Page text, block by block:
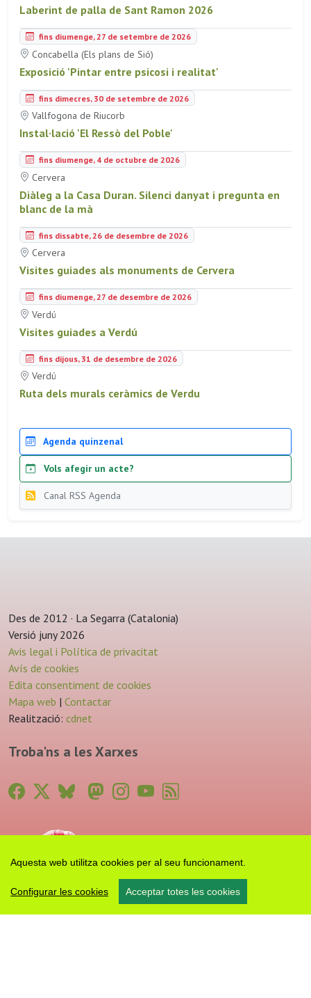
Aquesta web utilitza cookies per al seu funcionament.
Configurar les cookies Acceptar totes les cookies
Laberint de palla de Sant Ramon 2026
fins diumenge, 27 de setembre de 2026
Concabella (Els plans de Sió)
Exposició 'Pintar entre psicosi i realitat'
fins dimecres, 30 de setembre de 2026
Vallfogona de Riucorb
Instal·lació 'El Ressò del Poble'
fins diumenge, 4 de octubre de 2026
Cervera
Diàleg a la Casa Duran. Silenci danyat i pregunta en
blanc de la mà
fins dissabte, 26 de desembre de 2026
Cervera
Visites guiades als monuments de Cervera
fins diumenge, 27 de desembre de 2026
Verdú
Visites guiades a Verdú
fins dijous, 31 de desembre de 2026
Verdú
Ruta dels murals ceràmics de Verdu
Agenda quinzenal
Vols afegir un acte?
Canal RSS Agenda
Des de 2012 · La Segarra (Catalonia)
Versió juny 2026
Avis legal i Política de privacitat
Avís de cookies
Edita consentiment de cookies
Mapa web | Contactar
Realització: cdnet
Troba'ns a les Xarxes